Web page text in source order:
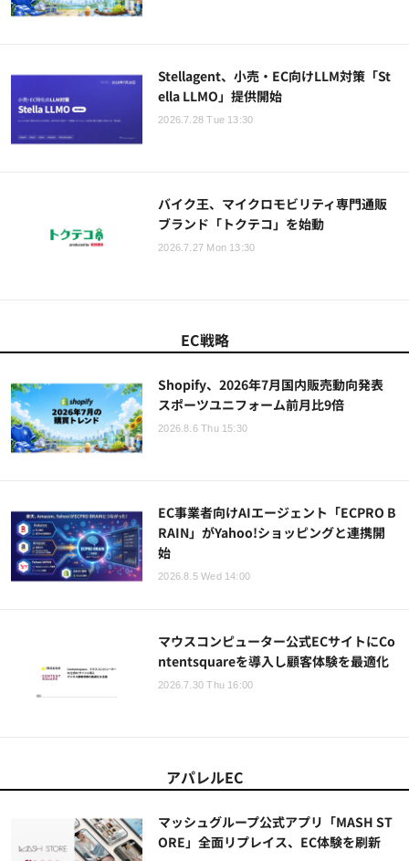
Stellagent、小売・EC向けLLM対策「St
ella LLMO」提供開始
2026.7.28 Tue 13:30
バイク王、マイクロモビリティ専門通販
ブランド「トクテコ」を始動
2026.7.27 Mon 13:30
EC戦略
Shopify、2026年7月国内販売動向発表
スポーツユニフォーム前月比9倍
2026.8.6 Thu 15:30
EC事業者向けAIエージェント「ECPRO B
RAIN」がYahoo!ショッピングと連携開
始
2026.8.5 Wed 14:00
マウスコンピューター公式ECサイトにCo
ntentsquareを導入し顧客体験を最適化
2026.7.30 Thu 16:00
アパレルEC
マッシュグループ公式アプリ「MASH ST
ORE」全面リプレイス、EC体験を刷新